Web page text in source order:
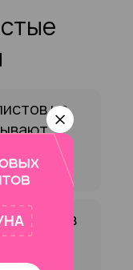
на
в